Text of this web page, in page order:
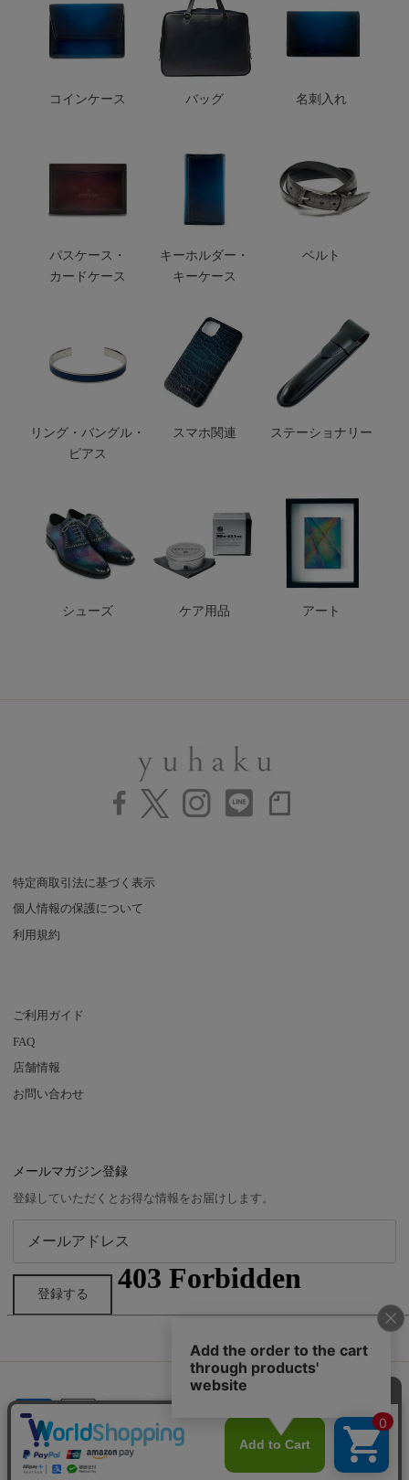
コインケース バッグ 名刺入れ
パスケース・
カードケース
キーホルダー・
キーケース
ベルト
リング・バングル・
ピアス
スマホ関連 ステーショナリー
シューズ ケア用品 アート
特定商取引法に基づく表示
個人情報の保護について
利用規約
ご利用ガイド
FAQ
店舗情報
お問い合わせ
メールマガジン登録
登録していただくとお得な情報をお届けします。
登録する
© 2026 yuhaku.